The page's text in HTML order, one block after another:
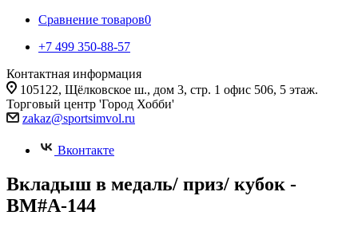
Сравнение товаров0
+7 499 350-88-57
Контактная информация
105122, Щёлковское ш., дом 3, стр. 1 офис 506, 5 этаж.
Торговый центр 'Город Хобби'
zakaz@sportsimvol.ru
Вконтакте
Вкладыш в медаль/ приз/ кубок -
BM#A-144